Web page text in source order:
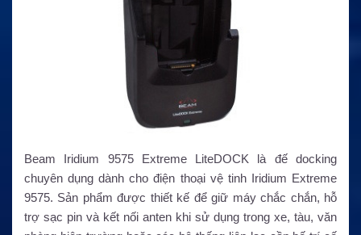
Beam Iridium 9575 Extreme LiteDOCK là đế docking
chuyên dụng dành cho điện thoại vệ tinh Iridium Extreme
9575. Sản phẩm được thiết kế để giữ máy chắc chắn, hỗ
trợ sạc pin và kết nối anten khi sử dụng trong xe, tàu, văn